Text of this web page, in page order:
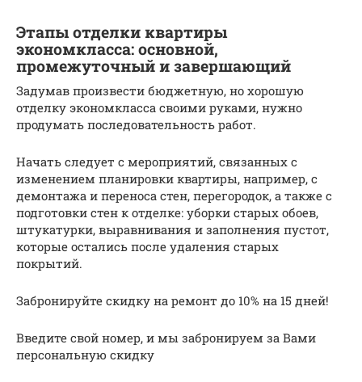
Этапы отделки квартиры
экономкласса: основной,
промежуточный и завершающий
Задумав произвести бюджетную, но хорошую
отделку экономкласса своими руками, нужно
продумать последовательность работ.
Начать следует с мероприятий, связанных с
изменением планировки квартиры, например, с
демонтажа и переноса стен, перегородок, а также с
подготовки стен к отделке: уборки старых обоев,
штукатурки, выравнивания и заполнения пустот,
которые остались после удаления старых
покрытий.
Забронируйте скидку на ремонт до 10% на 15 дней!
Введите свой номер, и мы забронируем за Вами
персональную скидку